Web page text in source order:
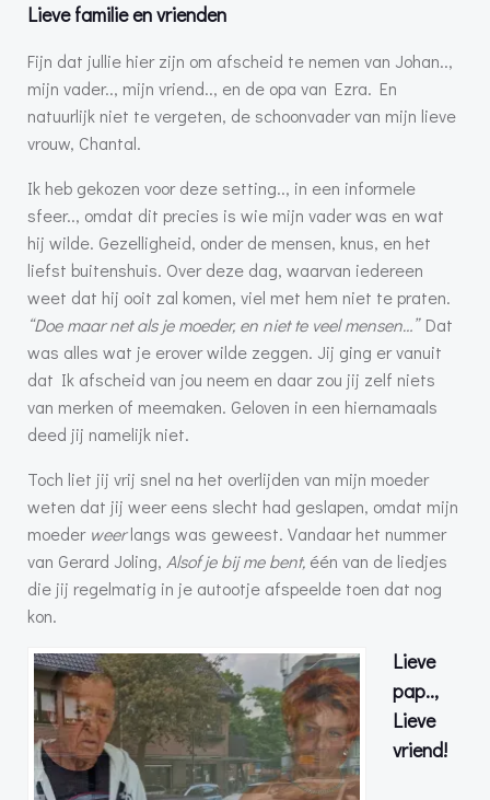
Lieve familie en vrienden
Fijn dat jullie hier zijn om afscheid te nemen van Johan..,
mijn vader.., mijn vriend.., en de opa van Ezra. En
natuurlijk niet te vergeten, de schoonvader van mijn lieve
vrouw, Chantal.
Ik heb gekozen voor deze setting.., in een informele
sfeer.., omdat dit precies is wie mijn vader was en wat
hij wilde. Gezelligheid, onder de mensen, knus, en het
liefst buitenshuis. Over deze dag, waarvan iedereen
weet dat hij ooit zal komen, viel met hem niet te praten.
“Doe maar net als je moeder, en niet te veel mensen…”Dat
was alles wat je erover wilde zeggen. Jij ging er vanuit
dat Ik afscheid van jou neem en daar zou jij zelf niets
van merken of meemaken. Geloven in een hiernamaals
deed jij namelijk niet.
Toch liet jij vrij snel na het overlijden van mijn moeder
weten dat jij weer eens slecht had geslapen, omdat mijn
moeder weerlangs was geweest. Vandaar het nummer
van Gerard Joling, Alsof je bij me bent, één van de liedjes
die jij regelmatig in je autootje afspeelde toen dat nog
kon.
Lieve
pap..,
Lieve
vriend!